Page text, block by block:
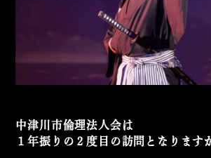
中津川市倫理法人会は
１年振りの２度目の訪問となります